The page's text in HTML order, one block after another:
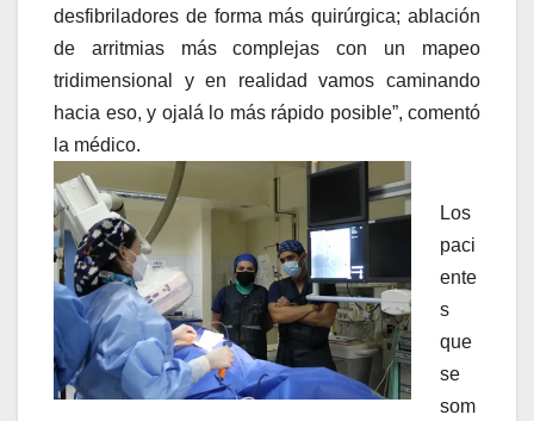
desfibriladores de forma más quirúrgica; ablación
de arritmias más complejas con un mapeo
tridimensional y en realidad vamos caminando
hacia eso, y ojalá lo más rápido posible”, comentó
la médico.
Los
paci
ente
s
que
se
som